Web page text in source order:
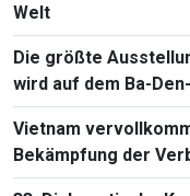
Welt
Die größte
wird auf dem Ba-
Vietnam
Bekämpfung der